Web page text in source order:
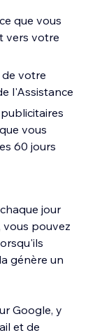
que vous
vers votre
de votre
l'Assistance
vous
60 jours
jour
vous pouvez
génère un
Google, y
et de